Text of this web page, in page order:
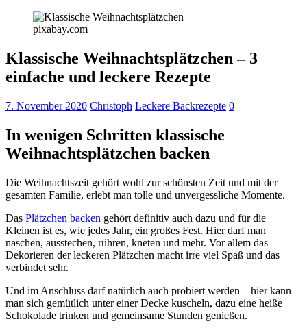
pixabay.com
Klassische Weihnachtsplätzchen – 3
einfache und leckere Rezepte
7. November 2020 Christoph Leckere Backrezepte 0
In wenigen Schritten klassische
Weihnachtsplätzchen backen
Die Weihnachtszeit gehört wohl zur schönsten Zeit und mit der
gesamten Familie, erlebt man tolle und unvergessliche Momente.
Das Plätzchen backen gehört definitiv auch dazu und für die
Kleinen ist es, wie jedes Jahr, ein großes Fest. Hier darf man
naschen, ausstechen, rühren, kneten und mehr. Vor allem das
Dekorieren der leckeren Plätzchen macht irre viel Spaß und das
verbindet sehr.
Und im Anschluss darf natürlich auch probiert werden – hier kann
man sich gemütlich unter einer Decke kuscheln, dazu eine heiße
Schokolade trinken und gemeinsame Stunden genießen.